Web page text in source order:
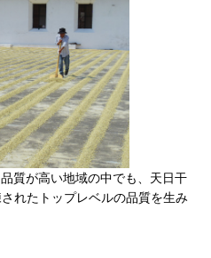
質が高い地域の中でも、天日干
れたトップレベルの品質を生み